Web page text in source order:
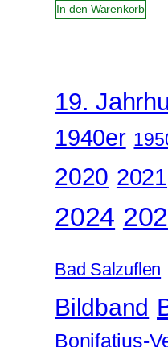
In den Warenkorb
19.
1940er
2020 2021
2024
Bad Salzuflen
Bildband
Bonifatius-